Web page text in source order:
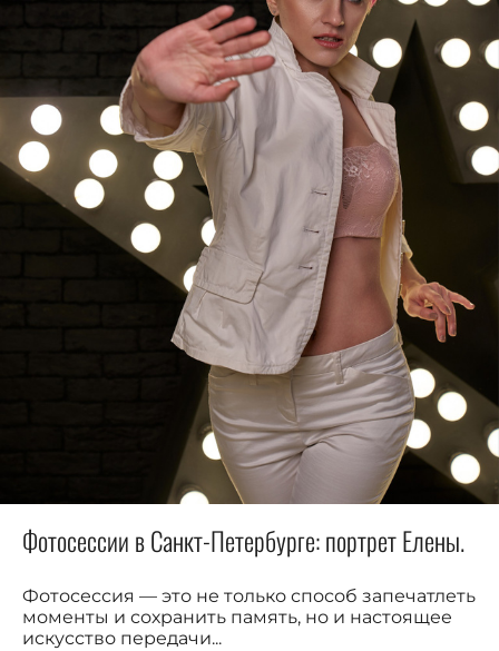
Фотосессии в Санкт-Петербурге: портрет Елены.
Фотосессия — это не только способ запечатлеть
моменты и сохранить память, но и настоящее
искусство передачи...